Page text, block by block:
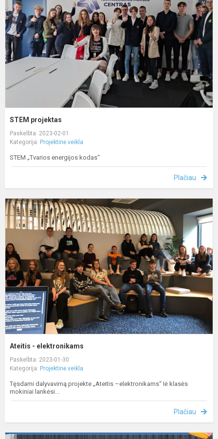
STEM projektas
Paskelbta: 2023-02-01
Kategorija: Projektinė veikla
STEM „Tvarios energijos kodas“
Plačiau
Ateitis - elektronikams
Paskelbta: 2023-01-30
Kategorija: Projektinė veikla
Tęsdami dalyvavimą projekte „Ateitis –elektronikams“ Iė klasės
mokiniai lankėsi...
Plačiau